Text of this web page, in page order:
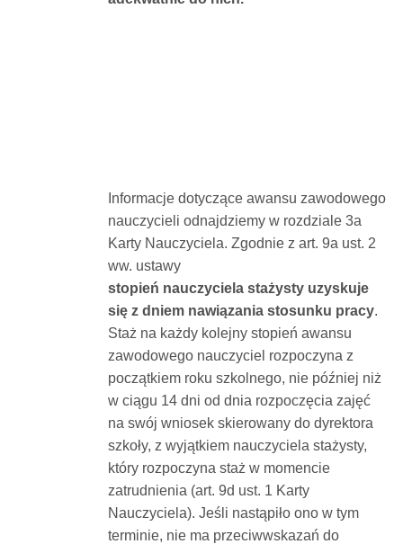
Informacje dotyczące awansu zawodowego
nauczycieli odnajdziemy w rozdziale 3a
Karty Nauczyciela. Zgodnie z art. 9a ust. 2
ww. ustawy
stopień nauczyciela stażysty uzyskuje
się z dniem nawiązania stosunku pracy.
Staż na każdy kolejny stopień awansu
zawodowego nauczyciel rozpoczyna z
początkiem roku szkolnego, nie później niż
w ciągu 14 dni od dnia rozpoczęcia zajęć
na swój wniosek skierowany do dyrektora
szkoły, z wyjątkiem nauczyciela stażysty,
który rozpoczyna staż w momencie
zatrudnienia (art. 9d ust. 1 Karty
Nauczyciela). Jeśli nastąpiło ono w tym
terminie, nie ma przeciwwskazań do